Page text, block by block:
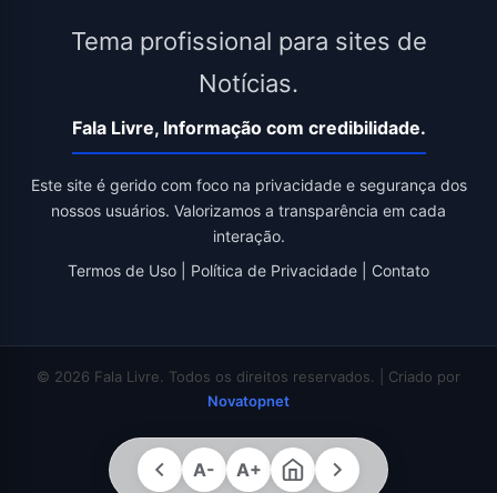
Tema profissional para sites de
Notícias.
Fala Livre, Informação com credibilidade.
Este site é gerido com foco na privacidade e segurança dos
nossos usuários. Valorizamos a transparência em cada
interação.
Termos de Uso
Política de Privacidade Contato
© 2026 Fala Livre. Todos os direitos reservados. | Criado por
Novatopnet
A- A+